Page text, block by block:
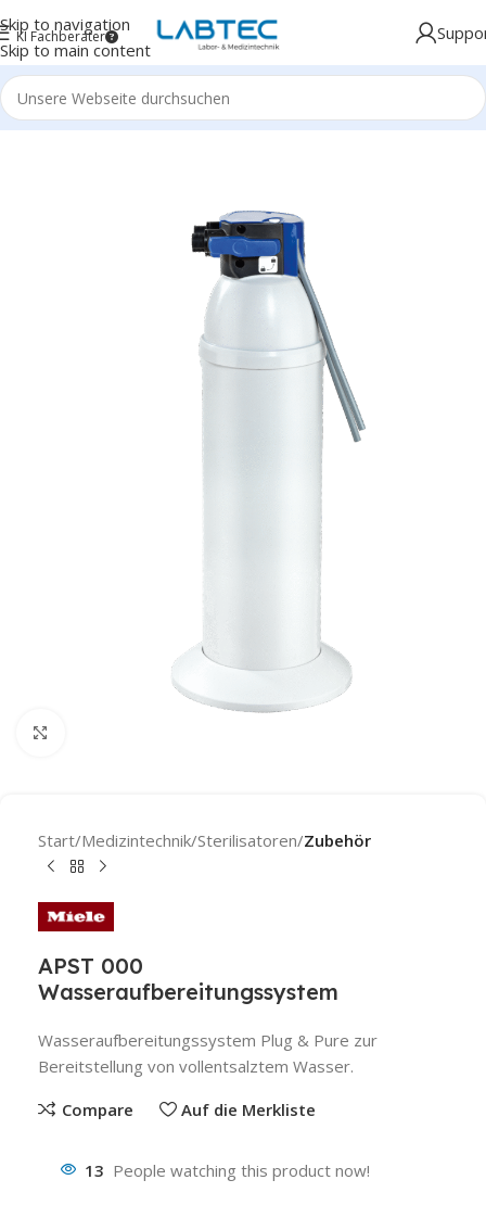
Skip to navigation
Skip to main content
KI Fachberater
Start Medizintechnik Sterilisatoren Zubehör
APST 000
Wasseraufbereitungssystem
Wasseraufbereitungssystem Plug & Pure zur
Bereitstellung von vollentsalztem Wasser.
Compare
Auf die Merkliste
13 People watching this product now!